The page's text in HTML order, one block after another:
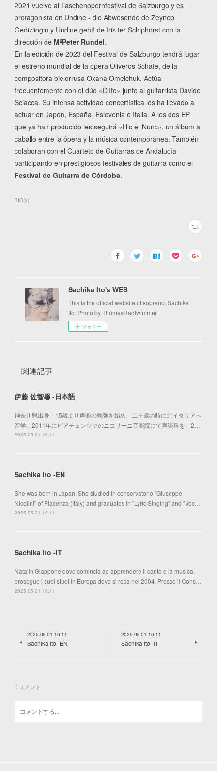
2021 vuelve al Taschenopernfestival de Salzburgo y es
protagonista en Undine - die Abwesende de Zeynep
Gedizlioglu y Undine geht! de Iris ter Schiphorst con la
dirección de MºPeter Rundel.
En la edición de 2023 del Festival de Salzburgo tendrá lugar
el estreno mundial de la ópera Oliveros Schafe, de la
compositora bielorrusa Oxana Omelchuk. Actúa
frecuentemente con el dúo «D'Ito» junto al guitarrista Davide
Sciacca. Su intensa actividad concertística les ha llevado a
actuar en Japón, España, Eslovenia e Italia. A los dos EP
que ya han producido les seguirá «Hic et Nunc», un álbum a
caballo entre la ópera y la música contemporánea. También
colaboran con el Cuarteto de Guitarras de Andalucía
participando en prestigiosos festivales de guitarra como el
Festival de Guitarra de Córdoba.
BIO(5)
Sachika Ito's WEB
This is the official website of soprano, Sachika
Ito. Photo by ThomasRadlwimmer
フォロー
関連記事
伊藤 佐智馨 -日本語
神奈川県出身。15歳より声楽の勉強を始め、二十歳の時に北イタリアへ
留学。2011年にピアチェンツァのニコリーニ音楽院にて声楽科を、2…
2025.05.01 16:11
Sachika Ito -EN
She was born in Japan. She studied in conservatorio "Giuseppe
Nicolini” of Piacenza (Italy) and graduates in "Lyric Singing" and "Voc…
2025.05.01 16:11
Sachika Ito -IT
Nata in Giappone dove comincia ad apprendere il canto e la musica,
prosegue i suoi studi in Europa dove si reca nel 2004. Presso il Cons…
2025.05.01 16:11
2025.05.01 16:11
Sachika Ito -EN
2025.05.01 16:11
Sachika Ito -IT
0コメント